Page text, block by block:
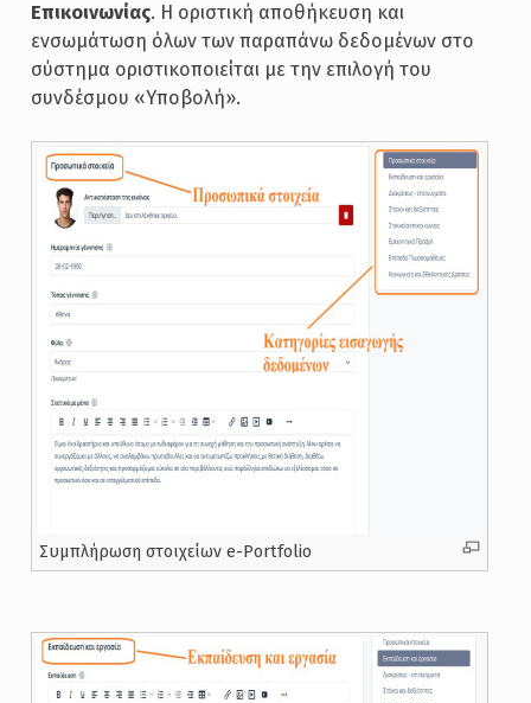
Επικοινωνίας. Η οριστική αποθήκευση και
ενσωμάτωση όλων των παραπάνω δεδομένων στο
σύστημα οριστικοποιείται με την επιλογή του
συνδέσμου «Υποβολή».
Συμπλήρωση στοιχείων e-Portfolio